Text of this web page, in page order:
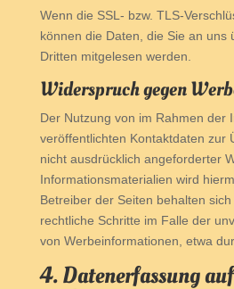
Wenn die SSL- bzw. TLS-
können die Daten, die Sie an uns
Dritten mitgelesen werden.
Widerspruch gegen
Der Nutzung von im Rahmen der
veröffentlichten Kontaktdaten zur
nicht ausdrücklich angeforderter
Informationsmaterialien wird
Betreiber der Seiten behalten
rechtliche Schritte im Falle der
von Werbeinformationen, etwa
4. Datenerfassung